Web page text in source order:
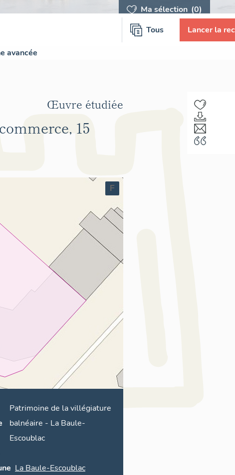
Ma sélection (0)
Tous Lancer la
avancée
15
Œuvre étudiée
F
Patrimoine de la villégiature
balnéaire - La Baule-
Escoublac
La Baule-Escoublac